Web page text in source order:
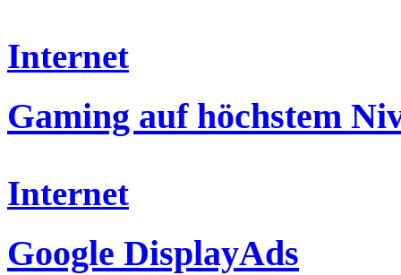
Internet
Gaming auf höchstem
Internet
Google DisplayAds